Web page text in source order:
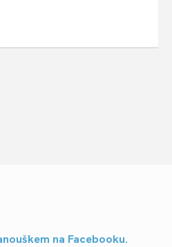
na Facebooku.